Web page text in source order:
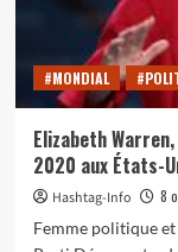
#MONDIAL
Elizabeth
2020 aux États-
Hashtag-Info
8
Femme politique